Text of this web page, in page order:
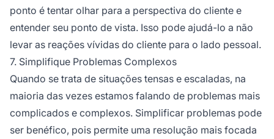
ponto é tentar olhar para a perspectiva do cliente e
entender seu ponto de vista. Isso pode ajudá-lo a não
levar as reações vívidas do cliente para o lado pessoal.
7. Simplifique Problemas Complexos
Quando se trata de situações tensas e escaladas, na
maioria das vezes estamos falando de problemas mais
complicados e complexos. Simplificar problemas pode
ser benéfico, pois permite uma resolução mais focada